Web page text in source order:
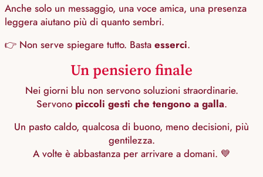
Anche solo un messaggio, una voce amica, una presenza
leggera aiutano più di quanto sembri.
👉 Non serve spiegare tutto. Basta esserci.
Un pensiero finale
Nei giorni blu non servono soluzioni straordinarie.
Servono piccoli gesti che tengono a galla.
Un pasto caldo, qualcosa di buono, meno decisioni, più
gentilezza.
A volte è abbastanza per arrivare a domani. 💙